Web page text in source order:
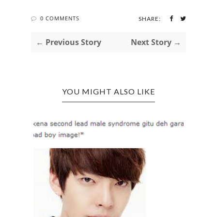
0 COMMENTS SHARE:
← Previous Story Next Story →
YOU MIGHT ALSO LIKE